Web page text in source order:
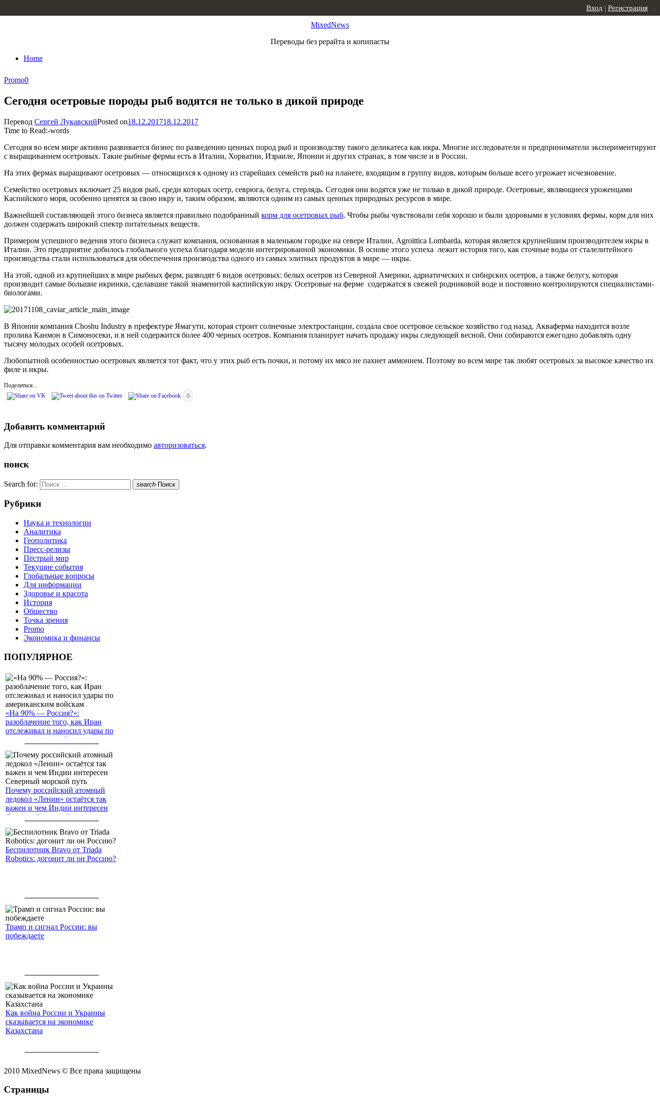
MixedNews
Переводы без рерайта и копипасты
Home
Вход | Регистрация
Promo0
Сегодня осетровые породы рыб водятся не только в дикой природе
Перевод Сергей ЛукавскийPosted on18.12.201718.12.2017
Time to Read:-words
Сегодня во всем мире активно развивается бизнес по разведению ценных пород рыб и производству такого деликатеса как икра. Многие исследователи и предприниматели экспериментируют
с выращиванием осетровых. Такие рыбные фермы есть в Италии, Хорватии, Израиле, Японии и других странах, в том числе и в России.
На этих фермах выращивают осетровых — относящихся к одному из старейших семейств рыб на планете, входящим в группу видов, которым больше всего угрожает исчезновение.
Семейство осетровых включает 25 видов рыб, среди которых осетр, севрюга, белуга, стерлядь. Сегодня они водятся уже не только в дикой природе. Осетровые, являющиеся уроженцами
Каспийского моря, особенно ценятся за свою икру и, таким образом, являются одним из самых ценных природных ресурсов в мире.
Важнейшей составляющей этого бизнеса является правильно подобранный корм для осетровых рыб. Чтобы рыбы чувствовали себя хорошо и были здоровыми в условиях фермы, корм для них
должен содержать широкий спектр питательных веществ.
Примером успешного ведения этого бизнеса служит компания, основанная в маленьком городке на севере Италии, Agroittica Lombarda, которая является крупнейшим производителем икры в
Италии. Это предприятие добилось глобального успеха благодаря модели интегрированной экономики. В основе этого успеха лежит история того, как сточные воды от сталелитейного
производства стали использоваться для обеспечения производства одного из самых элитных продуктов в мире — икры.
На этой, одной из крупнейших в мире рыбных ферм, разводят 6 видов осетровых: белых осетров из Северной Америки, адриатических и сибирских осетров, а также белугу, которая
производит самые большие икринки, сделавшие такой знаменитой каспийскую икру. Осетровые на ферме содержатся в свежей родниковой воде и постоянно контролируются специалистами-
биологами.
В Японии компания Choshu Industry в префектуре Ямагути, которая строит солнечные электростанции, создала свое осетровое сельское хозяйство год назад. Акваферма находится возле
пролива Канмон в Симоносеки, и в ней содержится более 400 черных осетров. Компания планирует начать продажу икры следующей весной. Они собираются ежегодно добавлять одну
тысячу молодых особей осетровых.
Любопытной особенностью осетровых является тот факт, что у этих рыб есть почки, и потому их мясо не пахнет аммонием. Поэтому во всем мире так любят осетровых за высокое качество их
филе и икры.
Поделиться...
0
Добавить комментарий
Для отправки комментария вам необходимо авторизоваться.
поиск
Search for: search Поиск
Рубрики
Наука и технологии
Аналитика
Геополитика
Пресс-релизы
Пёстрый мир
Текущие события
Глобальные вопросы
Для информации
Здоровье и красота
История
Общество
Точка зрения
Promo
Экономика и финансы
ПОПУЛЯРНОЕ
«На 90% — Россия?»:
разоблачение того, как Иран
отслеживал и наносил удары по
американским войскам
Почему российский атомный
ледокол «Ленин» остаётся так
важен и чем Индии интересен
Северный морской путь
Беспилотник Bravo от Triada
Robotics: догонит ли он Россию?
Трамп и сигнал России: вы
побеждаете
Как война России и Украины
сказывается на экономике
Казахстана
2010 MixedNews © Все права защищены
Страницы